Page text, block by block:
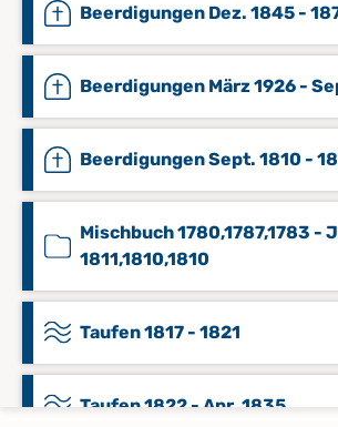
Beerdigungen Dez. 1845 -
Beerdigungen März 1926 -
Beerdigungen Sept. 1810 -
Mischbuch 1780,1787,1783 -
1811,1810,1810
Taufen 1817 - 1821
Taufen 1822 - Apr. 1835